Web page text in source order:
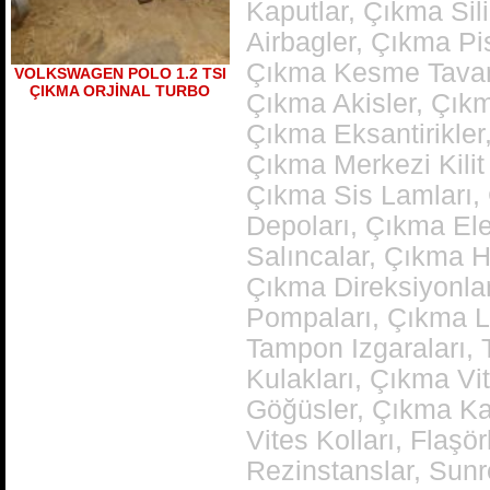
açılmamış temiz muayer
çıkma şanzıman skoda
octavia 1600 motor çıkma
şanzıman
Ürün Kodu : Volkswagen Polo Classic a
k l motor 100 beygir çıkma şanzıman
VOLKSWAGEN POLO 1.2 TSI
ÇIKMA ORJİNAL TURBO
Kaputlar, Çıkma
Airbagler, Çıkma
Çıkma Kesme
Çıkma Akisler,
Çıkma
Çıkma Merkezi
Çıkma Sis
Depoları, Çıkma
Salıncalar, Çıkma
Çıkma
Pompaları, Çıkma
Tampon Izgaraları,
Kulakları, Çıkma
Göğüsler, Çıkma
Vites Kolları,
Rezinstanslar,